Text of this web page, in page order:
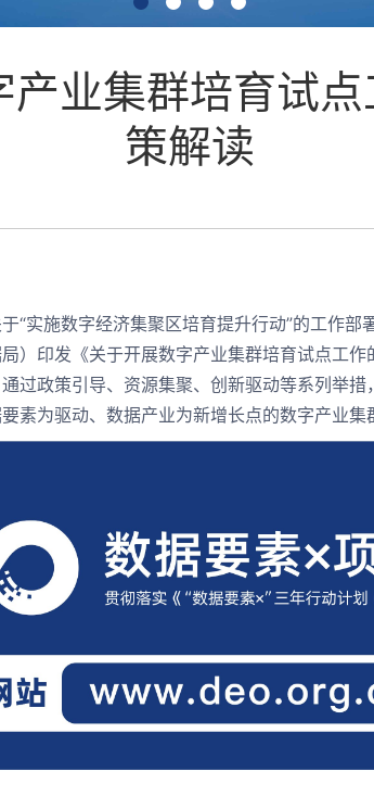
产业集群培育试
策解读
“实施数字经济集聚区培育提升行动”的工作
）印发《关于开展数字产业集群培育试点工
过政策引导、资源集聚、创新驱动等系列举
素为驱动、数据产业为新增长点的数字产业集